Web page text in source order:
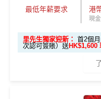
最低年薪要求 港
現
里先生獨家迎新： 首2個
次認可簽賬）送HK$1,600